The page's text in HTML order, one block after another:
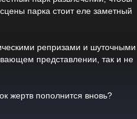
парка стоит еле заметный
репризами и шуточными
представлении, так и не
жертв пополнится вновь?